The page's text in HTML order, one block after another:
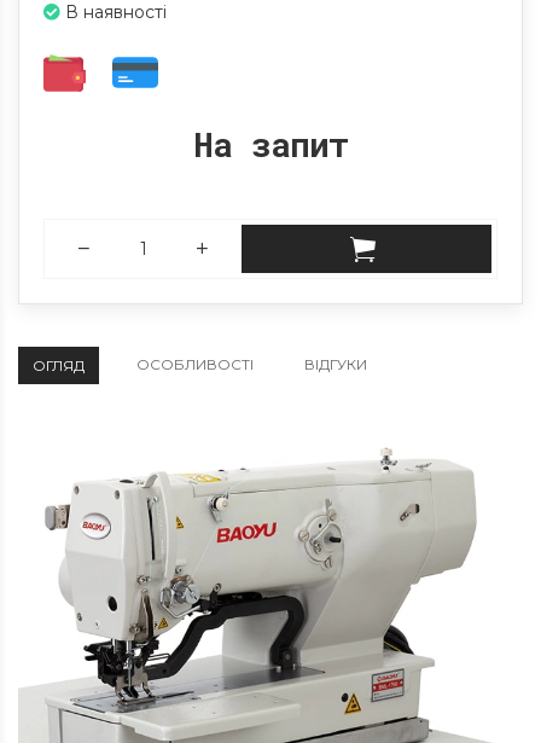
В наявності
На запит
ОГЛЯД ОСОБЛИВОСТІ ВІДГУКИ